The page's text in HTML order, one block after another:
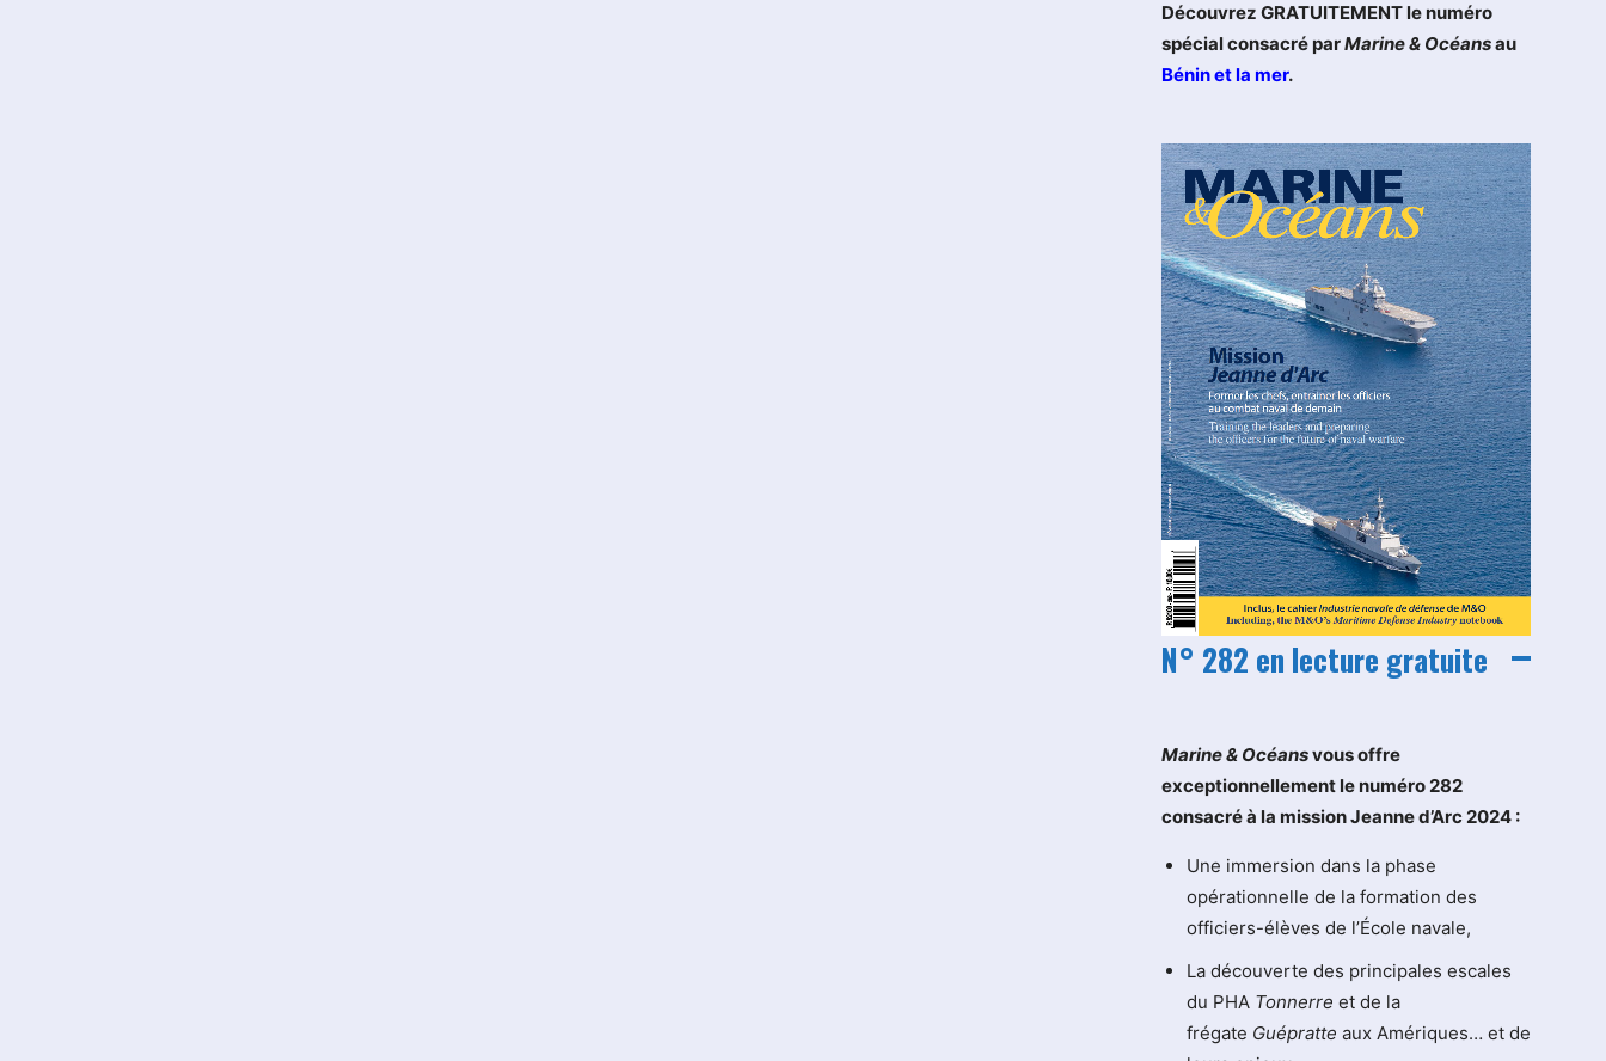
Découvrez GRATUITEMENT le numéro
spécial consacré parMarine & Océansau
Bénin et la mer.
N° 282 en lecture gratuite
Marine & Océansvous offre
exceptionnellement le numéro 282
consacré à la mission Jeanne d’Arc 2024 :
Une immersion dans la phase
opérationnelle de la formation des
officiers-élèves de l’École navale,
La découverte des principales escales
du PHA Tonnerre et de la
frégate Guépratte aux Amériques… et de